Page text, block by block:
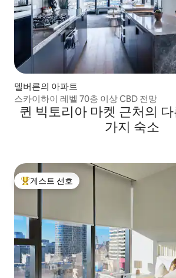
멜버른의 아파트
스카이하이 레벨 70층 이상 CBD 전망
퀸 빅토리아 마켓 근처의
가지 숙소
상위 게스트 선호
게스트 선호